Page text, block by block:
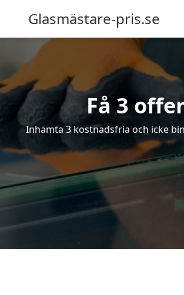
Glasmästare-pris.se
Få 3
Inhämta 3 kostnadsfria och icke